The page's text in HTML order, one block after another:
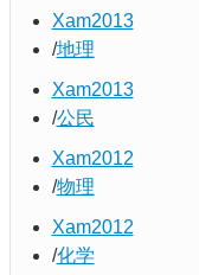
Xam2013
地理
Xam2013
公民
Xam2012
物理
Xam2012
化学